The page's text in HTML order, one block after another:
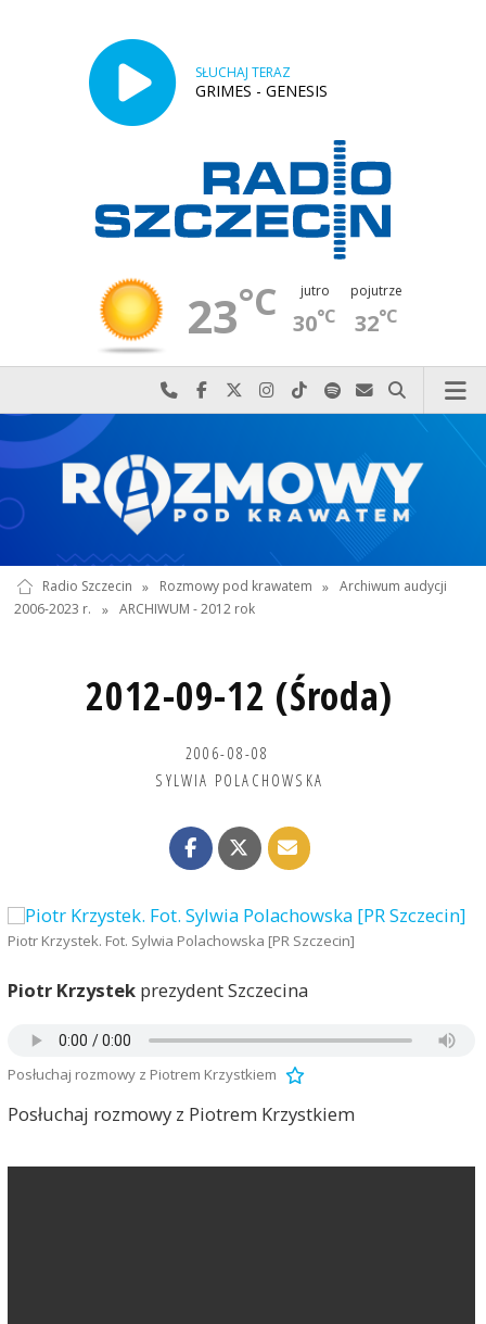
SŁUCHAJ TERAZ
GRIMES - GENESIS
23°C jutro
30°C
pojutrze
32°C
Najlepiej po prostu do nas zadzwoń
Odwiedź nas na Facebook-u
Odwiedź nas na X
Odwiedź nas na Instagram-ie
Odwiedź nas na TikTok-u
Szukaj nas na Spotify
Wyślij do nas
Szukaj
Radio Szczecin » Rozmowy pod krawatem » Archiwum audycji
2006-2023 r.
» ARCHIWUM - 2012 rok
2012-09-12 (Środa)
2006-08-08
SYLWIA POLACHOWSKA
Piotr Krzystek. Fot. Sylwia Polachowska [PR Szczecin]
Piotr Krzystekprezydent Szczecina
Posłuchaj rozmowy z Piotrem Krzystkiem
Posłuchaj rozmowy z Piotrem Krzystkiem